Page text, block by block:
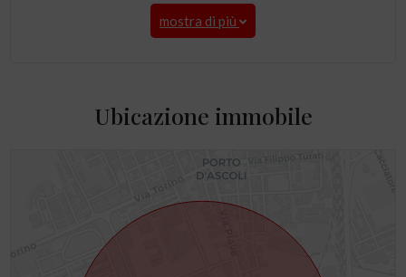
mostra di più
Ubicazione immobile